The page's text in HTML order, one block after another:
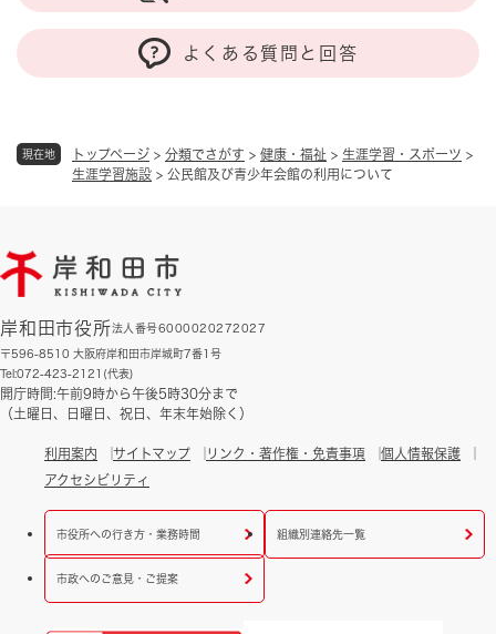
現在地 トップページ > 分類でさがす > 健康・福祉 > 生涯学習・スポーツ >
生涯学習施設 > 公民館及び青少年会館の利用について
よくある質問と回答
岸和田市役所法人番号6000020272027
〒596-8510 大阪府岸和田市岸城町7番1号
Tel:072-423-2121(代表)
開庁時間:午前9時から午後5時30分まで
（土曜日、日曜日、祝日、年末年始除く）
利用案内 サイトマップ リンク・著作権・免責事項
個人情報保護
アクセシビリティ
市役所への行き方・業務時間 組織別連絡先一覧
市政へのご意見・ご提案